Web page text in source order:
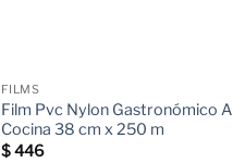
FILMS
Film Pvc Nylon Gastronómico
Cocina 38 cm x 250 m
$446